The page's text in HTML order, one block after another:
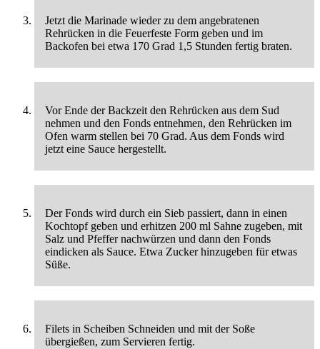
Jetzt die Marinade wieder zu dem angebratenen
Rehrücken in die Feuerfeste Form geben und im
Backofen bei etwa 170 Grad 1,5 Stunden fertig braten.
Vor Ende der Backzeit den Rehrücken aus dem Sud
nehmen und den Fonds entnehmen, den Rehrücken im
Ofen warm stellen bei 70 Grad. Aus dem Fonds wird
jetzt eine Sauce hergestellt.
Der Fonds wird durch ein Sieb passiert, dann in einen
Kochtopf geben und erhitzen 200 ml Sahne zugeben, mit
Salz und Pfeffer nachwürzen und dann den Fonds
eindicken als Sauce. Etwa Zucker hinzugeben für etwas
Süße.
Filets in Scheiben Schneiden und mit der Soße
übergießen, zum Servieren fertig.